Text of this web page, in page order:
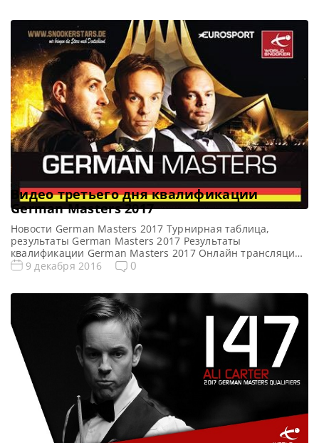
https://youtu.be/qeLk-2bSebg Видео матча Аллистер
Картер — Росс Муир (второй квалификационный раунд)
Полный матч https://youtu.be/SnYx4mJDrSA Видео матча
Робин […]
Видео третьего дня квалификации
German Masters 2017
Новости German Masters 2017 Турнирная таблица,
результаты German Masters 2017 Результаты
квалификации German Masters 2017 Онлайн трансляции
квалификации German Masters 2017 Все видео German
https://youtu.be/65Fm7N10wYo Видео матча Чжао Синьтун
— Джон Хиггинс (второй квалификационный раунд)
Полный матч https://youtu.be/V4yhy86Nur8 Видео матча
Джадд […]
9 декабря 2016 0